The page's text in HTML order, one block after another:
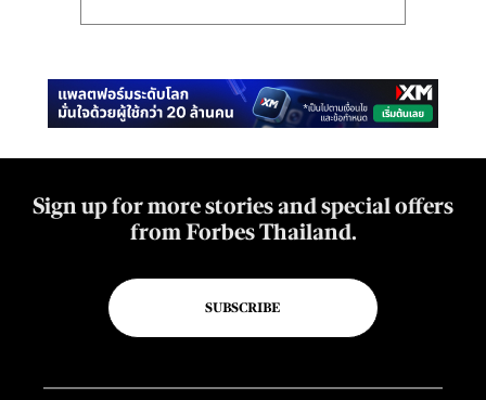
Sign up for more stories and special offers
from Forbes Thailand.
SUBSCRIBE